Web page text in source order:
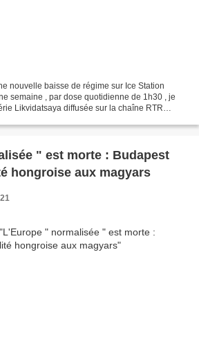
nouvelle baisse de régime sur Ice Station
semaine , par dose quotidienne de 1h30 , je
Likvidatsaya diffusée sur la chaîne RTR
" est morte : Budapest
hongroise aux magyars